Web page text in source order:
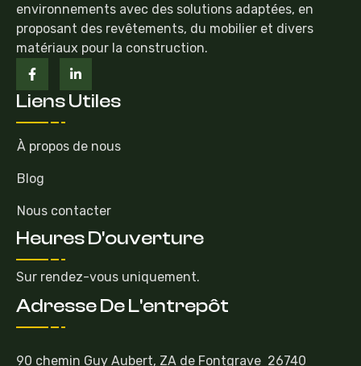
environnements avec des solutions adaptées, en
proposant des revêtements, du mobilier et divers
matériaux pour la construction.
Liens Utiles
À propos de nous
Blog
Nous contacter
Heures D'ouverture
Sur rendez-vous uniquement.
Adresse De L'entrepôt
90 chemin Guy Aubert, ZA de Fontgrave 26740